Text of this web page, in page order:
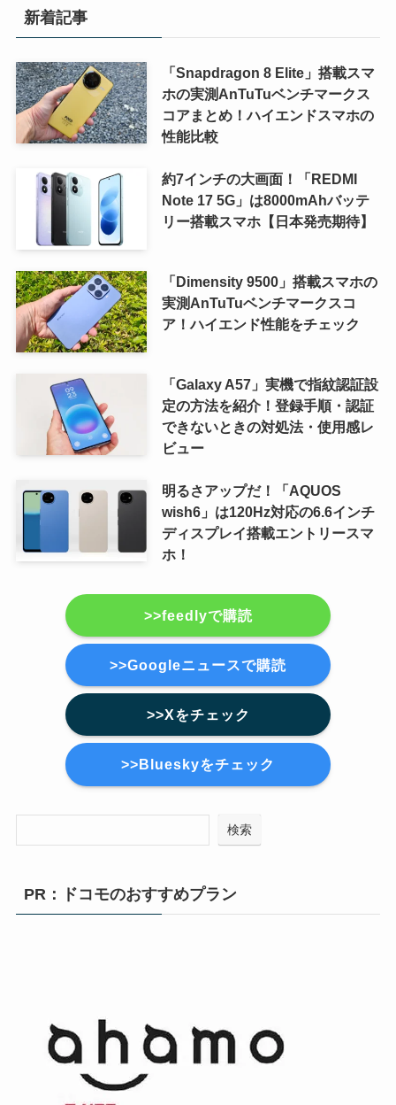
新着記事
「Snapdragon 8 Elite」搭載スマ
ホの実測AnTuTuベンチマークス
コアまとめ！ハイエンドスマホの
性能比較
約7インチの大画面！「REDMI
Note 17 5G」は8000mAhバッテ
リー搭載スマホ【日本発売期待】
「Dimensity 9500」搭載スマホの
実測AnTuTuベンチマークスコ
ア！ハイエンド性能をチェック
「Galaxy A57」実機で指紋認証設
定の方法を紹介！登録手順・認証
できないときの対処法・使用感レ
ビュー
明るさアップだ！「AQUOS
wish6」は120Hz対応の6.6インチ
ディスプレイ搭載エントリースマ
ホ！
>>feedlyで購読
>>Googleニュースで購読
>>Xをチェック
>>Blueskyをチェック
検索
PR：ドコモのおすすめプラン